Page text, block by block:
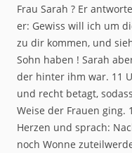
Frau Sarah ? Er
er: Gewiss will ich um
zu dir kommen, und
Sohn haben ! Sarah
der hinter ihm war. 11
und recht betagt,
Weise der Frauen ging.
Herzen und sprach:
noch Wonne